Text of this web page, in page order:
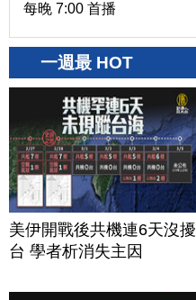
每晚 7:00 首播
一週最 HOT
美伊開戰後共機連6天沒擾
台 學者析消失主因